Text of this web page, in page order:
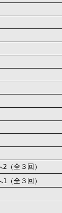
（全３回）
（全３回）